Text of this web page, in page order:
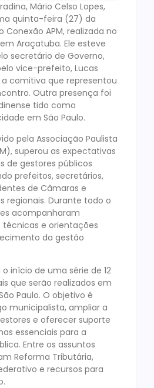
Mário Celso Lopes,
quinta-feira (27) da
APM, realizada no
Araçatuba. Ele esteve
secretário de Governo,
vice-prefeito, Lucas
a comitiva que representou
Outra presença foi
tido como
em São Paulo.
pela Associação Paulista
superou as expectativas
de gestores públicos
prefeitos, secretários,
de Câmaras e
regionais. Durante todo o
acompanharam
técnicas e orientações
da gestão
início de uma série de 12
que serão realizados em
Paulo. O objetivo é
municipalista, ampliar a
e oferecer suporte
essenciais para a
Entre os assuntos
Reforma Tributária,
e recursos para